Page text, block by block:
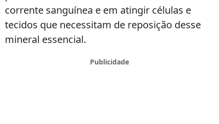
corrente sanguínea e em atingir células e
tecidos que necessitam de reposição desse
mineral essencial.